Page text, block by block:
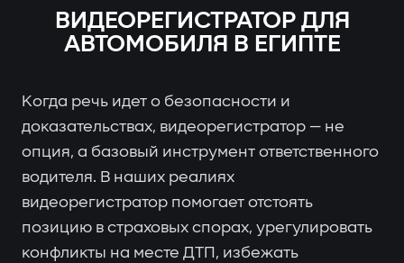
ВИДЕОРЕГИСТРАТОР ДЛЯ
АВТОМОБИЛЯ В ЕГИПТЕ
Когда речь идет о безопасности и
доказательствах, видеорегистратор — не
опция, а базовый инструмент ответственного
водителя. В наших реалиях
видеорегистратор помогает отстоять
позицию в страховых спорах, урегулировать
конфликты на месте ДТП, избежать